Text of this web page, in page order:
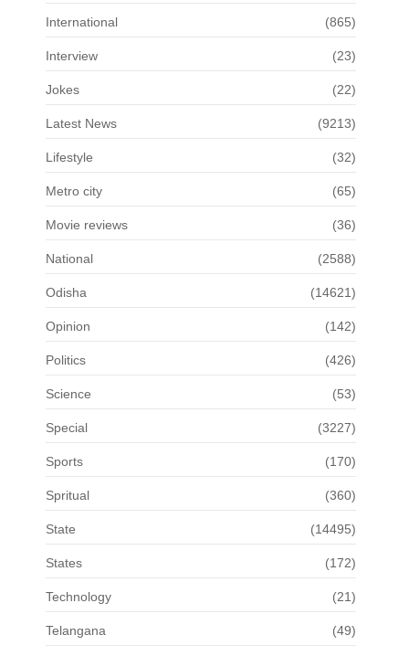
International (865)
Interview (23)
Jokes (22)
Latest News (9213)
Lifestyle (32)
Metro city (65)
Movie reviews (36)
National (2588)
Odisha (14621)
Opinion (142)
Politics (426)
Science (53)
Special (3227)
Sports (170)
Spritual (360)
State (14495)
States (172)
Technology (21)
Telangana (49)